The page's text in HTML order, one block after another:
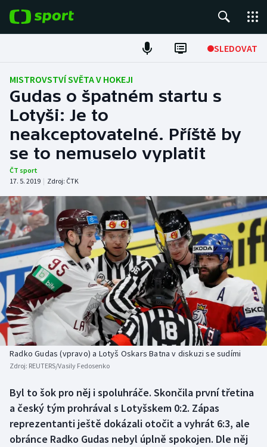
SLEDOVAT
Fotbal
Hokej
Tenis
Atletika
DALŠÍ SPORTY
Americký fotbal
Baseball a softbal
Basketbal
Biatlon
Boby a skeleton
Box
NEPŘEHLÉDNĚTE
Soutěže
Historické návraty
Aplikace ČT sport
AZ kvíz
MISTROVSTVÍ SVĚTA V HOKEJI
Gudas o špatném startu s
Lotyši: Je to
neakceptovatelné. Příště by
se to nemuselo vyplatit
ČT sport
17. 5. 2019 | Zdroj: ČTK
Radko Gudas (vpravo) a Lotyš Oskars Batna v diskuzi se sudími
Zdroj: REUTERS/Vasily Fedosenko
Byl to šok pro něj i spoluhráče. Skončila první třetina
a český tým prohrával s Lotyšskem 0:2. Zápas
reprezentanti ještě dokázali otočit a vyhrát 6:3, ale
obránce Radko Gudas nebyl úplně spokojen. Dle něj